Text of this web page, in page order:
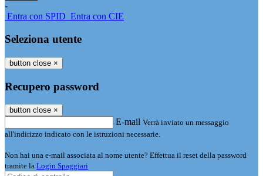
-
Entra con SPID Entra con CIE
Seleziona utente
button close ×
Recupero password
button close ×
E-mail Verrà inviato un messaggio
all'indirizzo indicato con le istruzioni necessarie.
Non hai una e-mail associata al nome utente? Effettua il reset della password
tramite la Login Spaggiari